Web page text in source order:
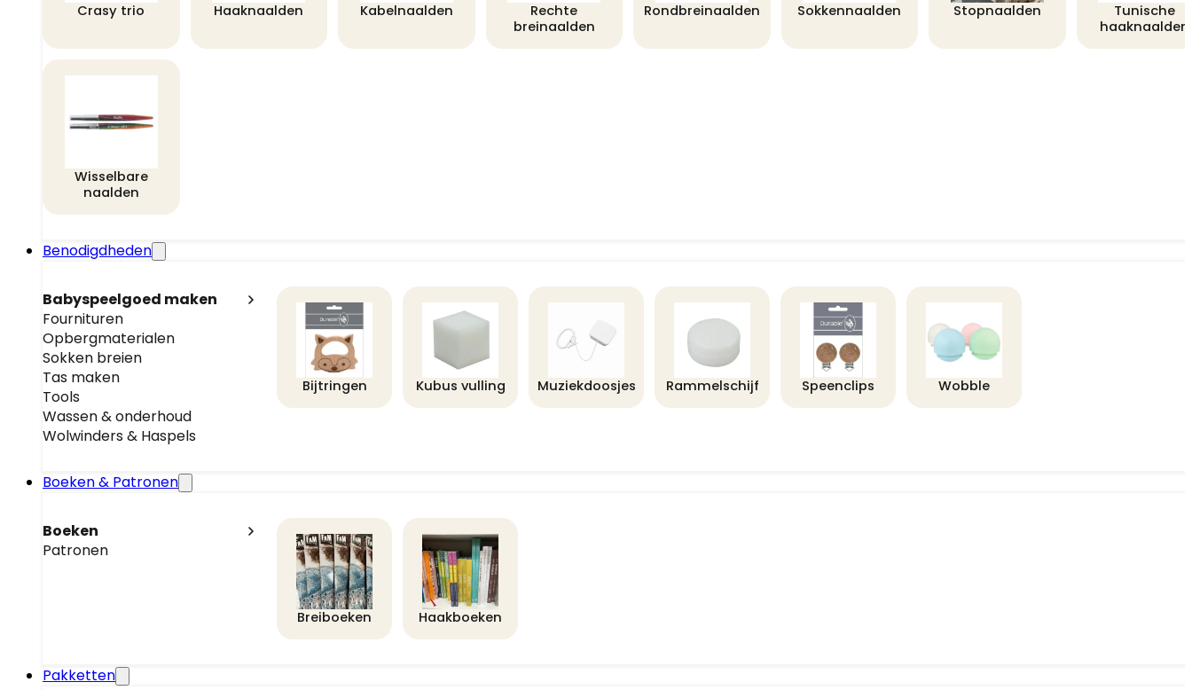
Crasy trio Haaknaalden Kabelnaalden
Rechte
breinaalden
Rondbreinaalden Sokkennaalden Stopnaalden
Tunische
haaknaalden
Wisselbare
naalden
Benodigdheden
Babyspeelgoed maken
Fournituren
Opbergmaterialen
Sokken breien
Tas maken
Tools
Wassen & onderhoud
Wolwinders & Haspels
Bijtringen Kubus vulling Muziekdoosjes Rammelschijf Speenclips Wobble
Boeken & Patronen
Boeken
Patronen
Breiboeken Haakboeken
Pakketten